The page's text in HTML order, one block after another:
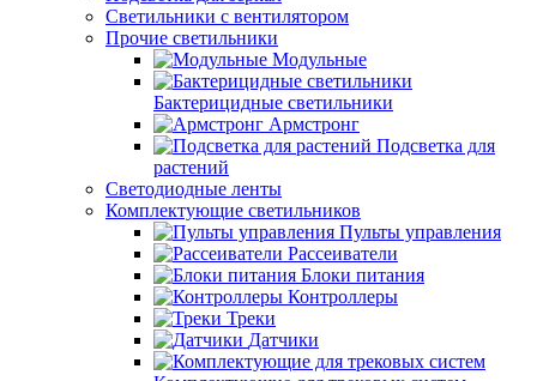
Светильники с вентилятором
Прочие светильники
Модульные
Бактерицидные светильники
Армстронг
Подсветка для
растений
Светодиодные ленты
Комплектующие светильников
Пульты управления
Рассеиватели
Блоки питания
Контроллеры
Треки
Датчики